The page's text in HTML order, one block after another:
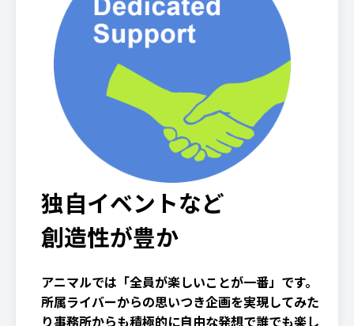
独自イベントなど
創造性が豊か
アニマルでは「全員が楽しいことが一番」です。
所属ライバーからの思いつき企画を実現してみた
り事務所からも積極的に自由な発想で誰でも楽し